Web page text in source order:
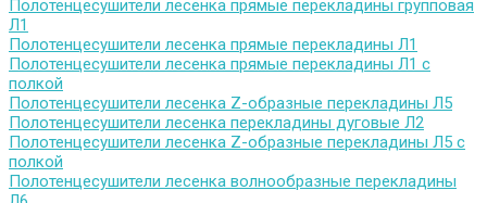
Полотенцесушители лесенка прямые перекладины групповая
Л1
Полотенцесушители лесенка прямые перекладины Л1
Полотенцесушители лесенка прямые перекладины Л1 с
полкой
Полотенцесушители лесенка Z-образные перекладины Л5
Полотенцесушители лесенка перекладины дуговые Л2
Полотенцесушители лесенка Z-образные перекладины Л5 с
полкой
Полотенцесушители лесенка волнообразные перекладины